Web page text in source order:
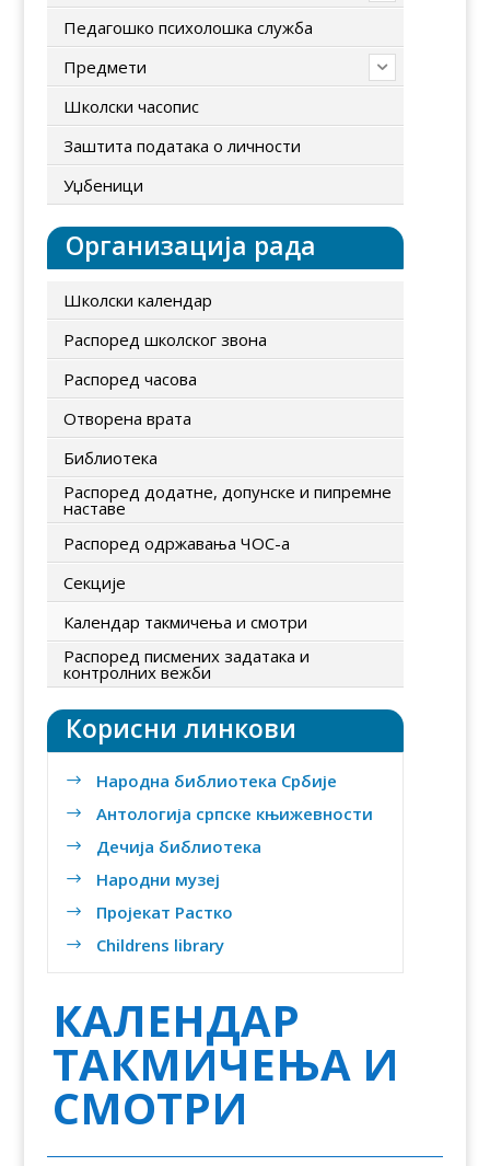
Педагошко психолошка служба
Предмети
Школски часопис
Заштита података о личности
Уџбеници
Организација рада
Школски календар
Распоред школског звона
Распоред часова
Отворена врата
Библиотека
Распоред додатне, допунске и пипремне
наставе
Распоред одржавања ЧОС-а
Секције
Календар такмичења и смотри
Распоред писмених задатака и
контролних вежби
Корисни линкови
$ Народна библиотека Србије
$ Антологија српске књижевности
$ Дечија библиотека
$ Народни музеј
$ Пројекат Растко
$ Childrens library
КАЛЕНДАР
ТАКМИЧЕЊА И
СМОТРИ